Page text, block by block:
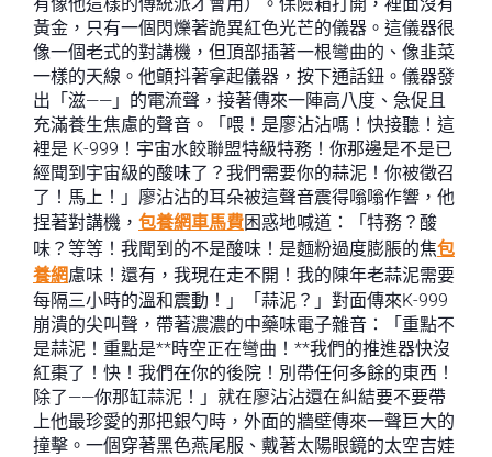
黃金，只有一個閃爍著詭異紅色光芒的儀器。這儀器很
像一個老式的對講機，但頂部插著一根彎曲的、像韭菜
一樣的天線。他顫抖著拿起儀器，按下通話鈕。儀器發
出「滋——」的電流聲，接著傳來一陣高八度、急促且
充滿養生焦慮的聲音。「喂！是廖沾沾嗎！快接聽！這
裡是 K-999！宇宙水餃聯盟特級特務！你那邊是不是已
經聞到宇宙級的酸味了？我們需要你的蒜泥！你被徵召
了！馬上！」廖沾沾的耳朵被這聲音震得嗡嗡作響，他
捏著對講機， 包養網車馬費困惑地喊道：「特務？酸
味？等等！我聞到的不是酸味！是麵粉過度膨脹的焦包
養網慮味！還有，我現在走不開！我的陳年老蒜泥需要
每隔三小時的溫和震動！」「蒜泥？」對面傳來K-999
崩潰的尖叫聲，帶著濃濃的中藥味電子雜音：「重點不
是蒜泥！重點是**時空正在彎曲！**我們的推進器快沒
紅棗了！快！我們在你的後院！別帶任何多餘的東西！
除了——你那缸蒜泥！」就在廖沾沾還在糾結要不要帶
上他最珍愛的那把銀勺時，外面的牆壁傳來一聲巨大的
撞擊。一個穿著黑色燕尾服、戴著太陽眼鏡的太空吉娃